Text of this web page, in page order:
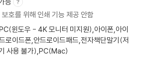
호를 위해 인쇄 기능 제공 안함
윈도우 - 4K 모니터 미지원),아이폰,아이
로이드폰,안드로이드패드,전자책단말기(저
사용 불가),PC(Mac)